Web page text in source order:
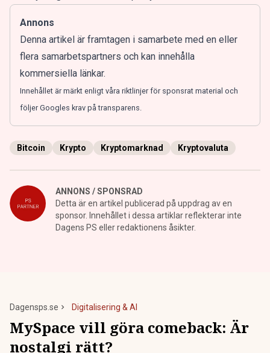
Annons
Denna artikel är framtagen i samarbete med en eller
flera samarbetspartners och kan innehålla
kommersiella länkar.
Innehållet är märkt enligt våra riktlinjer för sponsrat material och
följer Googles krav på transparens.
Bitcoin Krypto Kryptomarknad Kryptovaluta
ANNONS / SPONSRAD
Detta är en artikel publicerad på uppdrag av en
sponsor. Innehållet i dessa artiklar reflekterar inte
Dagens PS eller redaktionens åsikter.
Dagensps.se Digitalisering & AI
MySpace vill göra comeback: Är
nostalgi rätt?